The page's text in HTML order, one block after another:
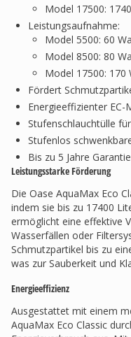
Model 17500:
Leistungsaufnahme:
Model 5500: 60
Model 8500: 80
Model 17500: 170
Fördert
Energieeffizienter EC-
Stufenschlauchtülle
Stufenlos
Bis zu 5 Jahre Garantie
Leistungsstarke Förderung
Die Oase AquaMax Eco
indem sie bis zu 17400
ermöglicht eine effektive
Wasserfällen oder
Schmutzpartikel bis zu
was zur Sauberkeit und
Energieeffizienz
Ausgestattet mit einem
AquaMax Eco Classic